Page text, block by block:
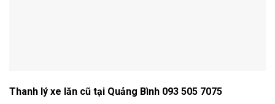
Thanh lý xe lăn cũ tại Quảng Bình 093 505 7075